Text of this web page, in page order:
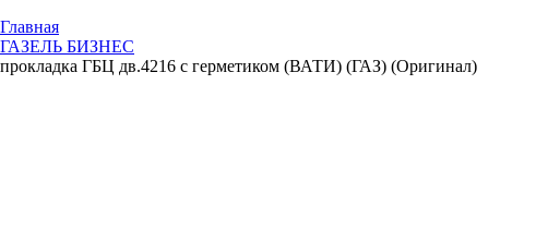
Главная
ГАЗЕЛЬ БИЗНЕС
прокладка ГБЦ дв.4216 с герметиком (ВАТИ) (ГАЗ) (Оригинал)